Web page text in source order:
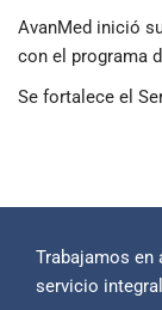
AvanMed inició
con el programa
Se fortalece el
Trabajamos en
servicio